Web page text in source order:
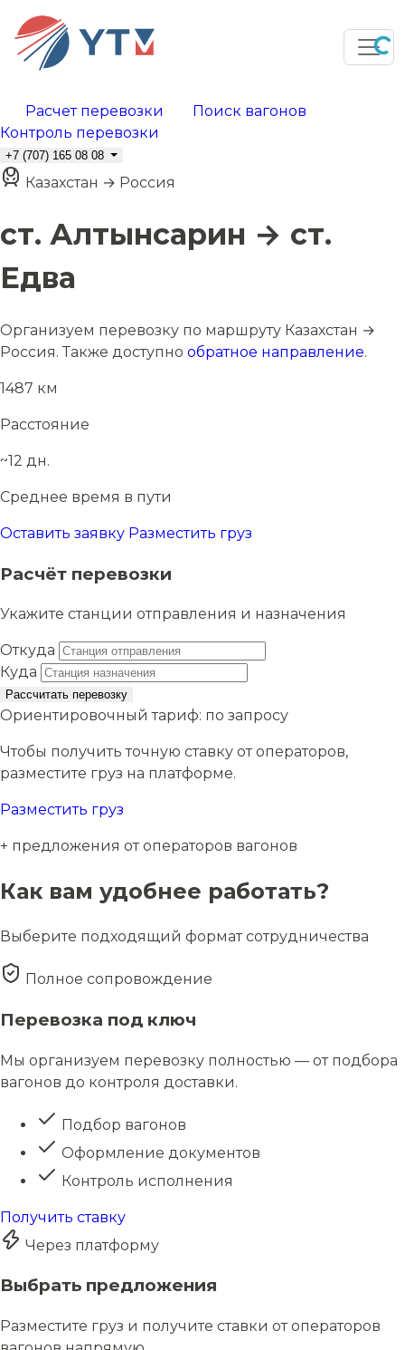
Расчет перевозки
Поиск вагонов
Контроль перевозки
+7 (707) 165 08 08
Казахстан → Россия
ст. Алтынсарин → ст.
Едва
Организуем перевозку по маршруту Казахстан →
Россия. Также доступно обратное направление.
1487 км
Расстояние
~12 дн.
Среднее время в пути
Оставить заявку Разместить груз
Расчёт перевозки
Укажите станции отправления и назначения
Откуда
Куда
Рассчитать перевозку
Ориентировочный тариф: по запросу
Чтобы получить точную ставку от операторов,
разместите груз на платформе.
Разместить груз
+ предложения от операторов вагонов
Как вам удобнее работать?
Выберите подходящий формат сотрудничества
Полное сопровождение
Перевозка под ключ
Мы организуем перевозку полностью — от подбора
вагонов до контроля доставки.
Подбор вагонов
Оформление документов
Контроль исполнения
Получить ставку
Через платформу
Выбрать предложения
Разместите груз и получите ставки от операторов